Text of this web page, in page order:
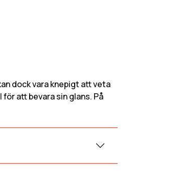
Färger
Orange Soffa
Soffa grå
Grön Soffa
dock vara knepigt att veta
att bevara sin glans. På